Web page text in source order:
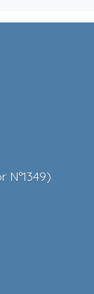
Nº1349)